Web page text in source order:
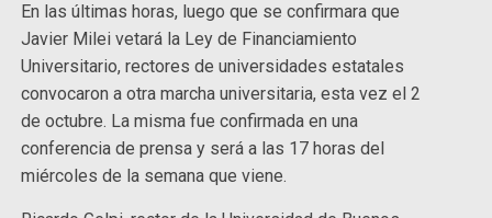
En las últimas horas, luego que se confirmara que
Javier Milei vetará la Ley de Financiamiento
Universitario, rectores de universidades estatales
convocaron a otra marcha universitaria, esta vez el 2
de octubre. La misma fue confirmada en una
conferencia de prensa y será a las 17 horas del
miércoles de la semana que viene.